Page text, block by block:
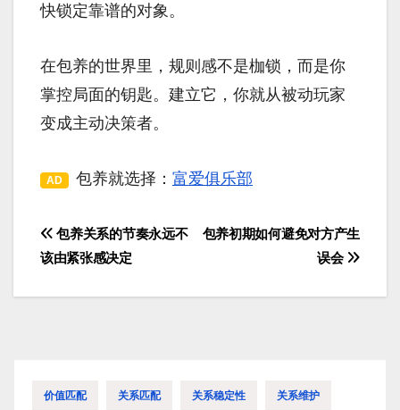
快锁定靠谱的对象。
在包养的世界里，规则感不是枷锁，而是你
掌控局面的钥匙。建立它，你就从被动玩家
变成主动决策者。
AD 包养就选择： 富爱俱乐部
文
章
导
包养初期如何避免对方产生
误会
包养关系的节奏永远不
该由紧张感决定
价值匹配 关系匹配 关系稳定性 关系维护